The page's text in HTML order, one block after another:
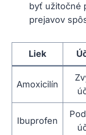
byť užitočné
prejavov
Liek
Amoxicilín
Ibuprofen